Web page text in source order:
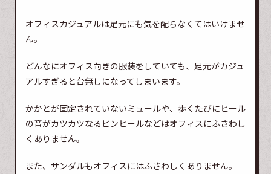
オフィスカジュアルは足元にも気を配らなくてはいけませ
ん。
どんなにオフィス向きの服装をしていても、足元がカジュ
アルすぎると台無しになってしまいます。
かかとが固定されていないミュールや、歩くたびにヒール
の音がカツカツなるピンヒールなどはオフィスにふさわし
くありません。
また、サンダルもオフィスにはふさわしくありません。